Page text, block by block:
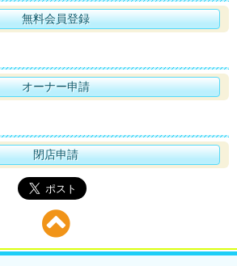
無料会員登録
オーナー申請
閉店申請